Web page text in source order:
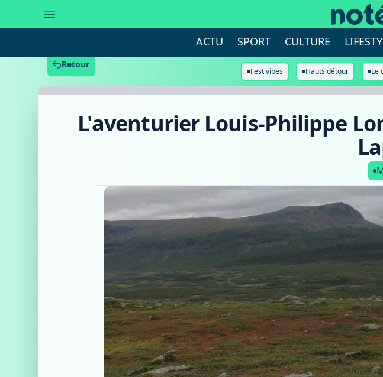
ACTU SPORT CULTURE
Festivibes Hauts détour Le
Retour
L'aventurier Louis-Philippe